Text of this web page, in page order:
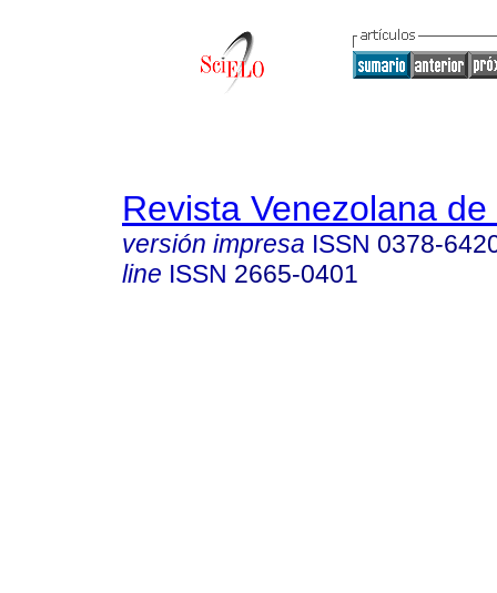
Revista Venezolana
versión impresa ISSN 0378-
line ISSN 2665-0401